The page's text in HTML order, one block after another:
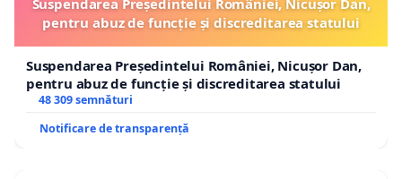
Suspendarea Președintelui României, Nicușor Dan,
pentru abuz de funcție și discreditarea statului
Suspendarea Președintelui României, Nicușor Dan,
pentru abuz de funcție și discreditarea statului
48 309 semnături
Notificare de transparență